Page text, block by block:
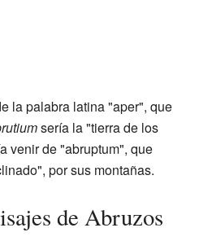
la palabra latina "aper", que
sería la "tierra de los
venir de "abruptum", que
por sus montañas.
de Abruzos